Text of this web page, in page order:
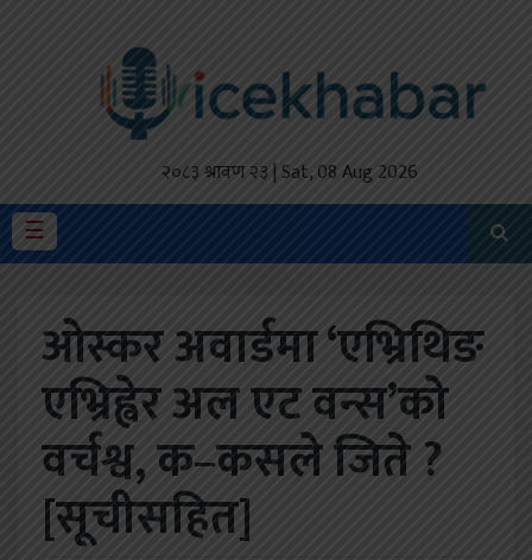
२०८३ श्रावण २३ | Sat, 08 Aug 2026
☰
मैथिली
प्रदेश
अर्थतंत्र
राजनीति
खेलकुद
ओस्कर अवार्डमा ‘एभ्रिथिङ
एभ्रिह्वेर अल एट वन्स’को
वर्चश्व, क–कसले जिते ?
[सूचीसहित]